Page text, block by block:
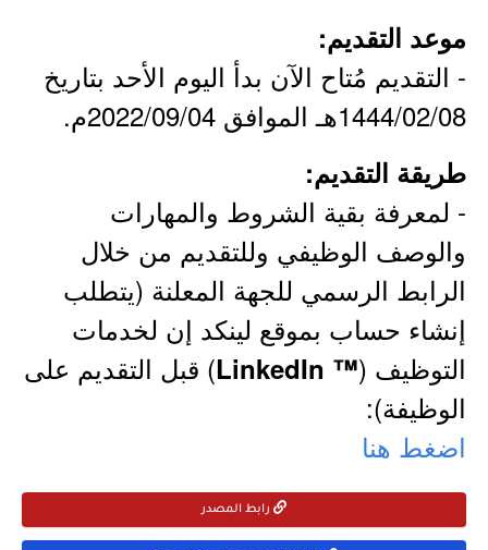
موعد التقديم:
- التقديم مُتاح الآن بدأ اليوم الأحد بتاريخ
1444/02/08هـ الموافق 2022/09/04م.
طريقة التقديم:
- لمعرفة بقية الشروط والمهارات
والوصف الوظيفي وللتقديم من خلال
الرابط الرسمي للجهة المعلنة (يتطلب
إنشاء حساب بموقع لينكد إن لخدمات
التوظيف (™ LinkedIn
) قبل التقديم على
الوظيفة):
اضغط هنا
رابط المصدر